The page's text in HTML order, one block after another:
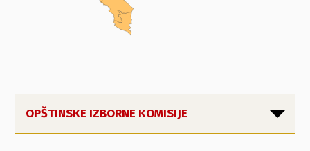
OPŠTINSKE IZBORNE KOMISIJE